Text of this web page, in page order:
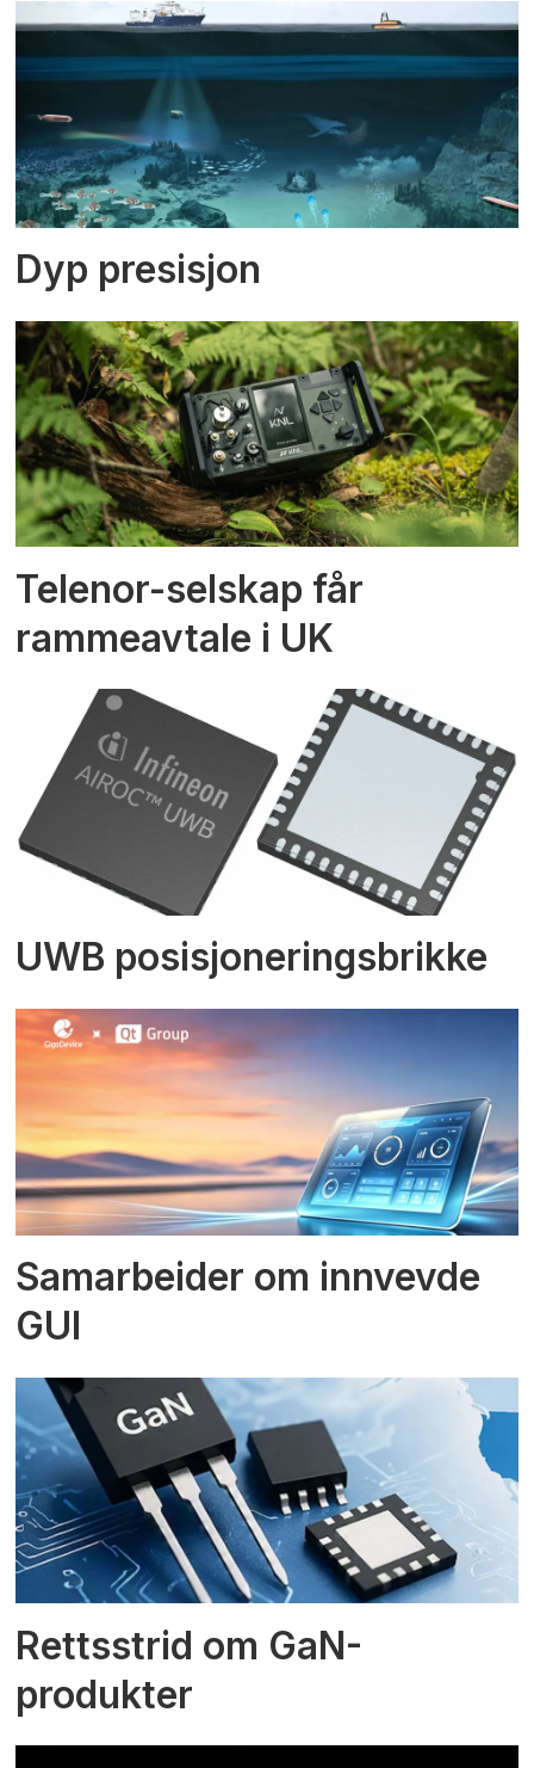
Dyp presisjon
Telenor-selskap får
rammeavtale i UK
UWB posisjoneringsbrikke
Samarbeider om innvevde
GUI
Rettsstrid om GaN-
produkter